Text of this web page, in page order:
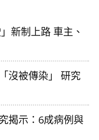
新制上路 車主、
沒被傳染」 研究
揭示：6成病例與